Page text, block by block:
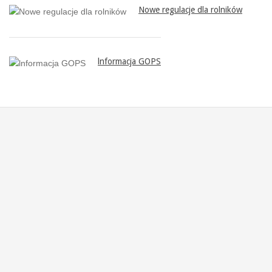
Nowe regulacje dla rolników
lnformacja GOPS